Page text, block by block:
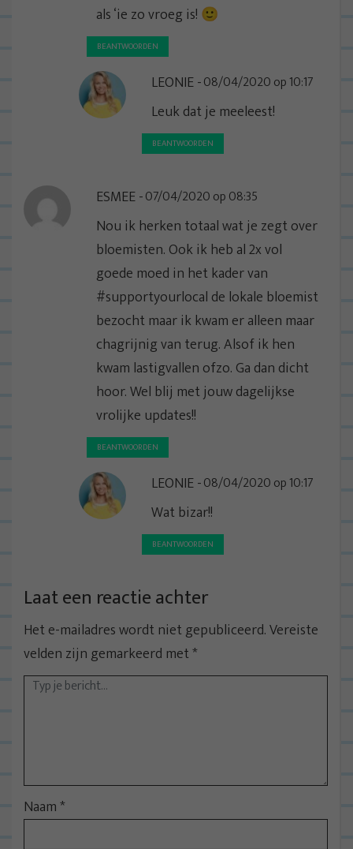
als ‘ie zo vroeg is! 🙂
BEANTWOORDEN
LEONIE 08/04/2020 op 10:17
Leuk dat je meeleest!
BEANTWOORDEN
ESMEE 07/04/2020 op 08:35
Nou ik herken totaal wat je zegt over
bloemisten. Ook ik heb al 2x vol
goede moed in het kader van
#supportyourlocal de lokale bloemist
bezocht maar ik kwam er alleen maar
chagrijnig van terug. Alsof ik hen
kwam lastigvallen ofzo. Ga dan dicht
hoor. Wel blij met jouw dagelijkse
vrolijke updates!!
BEANTWOORDEN
LEONIE 08/04/2020 op 10:17
Wat bizar!!
BEANTWOORDEN
Laat een reactie achter
Het e-mailadres wordt niet gepubliceerd.Vereiste
velden zijn gemarkeerd met*
Naam*